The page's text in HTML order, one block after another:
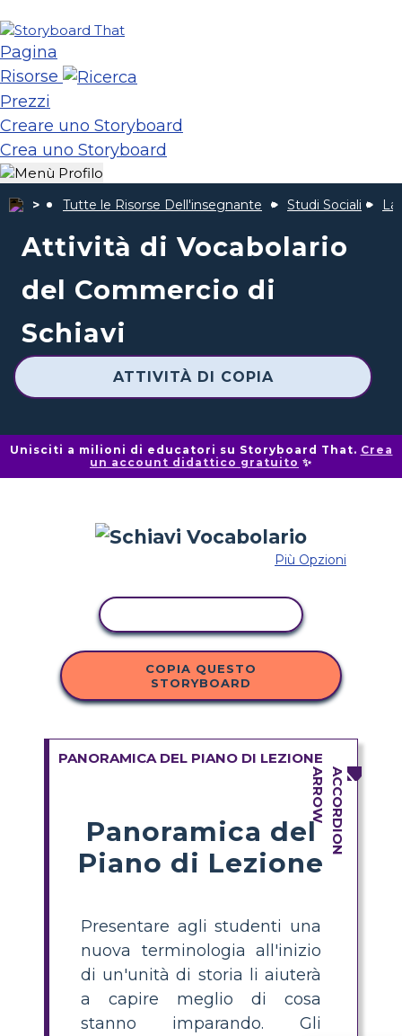
Pagina
Risorse
Prezzi
Creare uno Storyboard
Crea uno Storyboard
Tutte le Risorse Dell'insegnante Studi Sociali La
Attività di Vocabolario
del Commercio di
Schiavi
ATTIVITÀ DI COPIA
Unisciti a milioni di educatori su Storyboard That. Crea
un account didattico gratuito ✨
Più Opzioni
COPIA QUESTO
STORYBOARD
PANORAMICA DEL PIANO DI LEZIONE
Panoramica del
Piano di Lezione
Presentare agli studenti una
nuova terminologia all'inizio
di un'unità di storia li aiuterà
a capire meglio di cosa
stanno imparando. Gli